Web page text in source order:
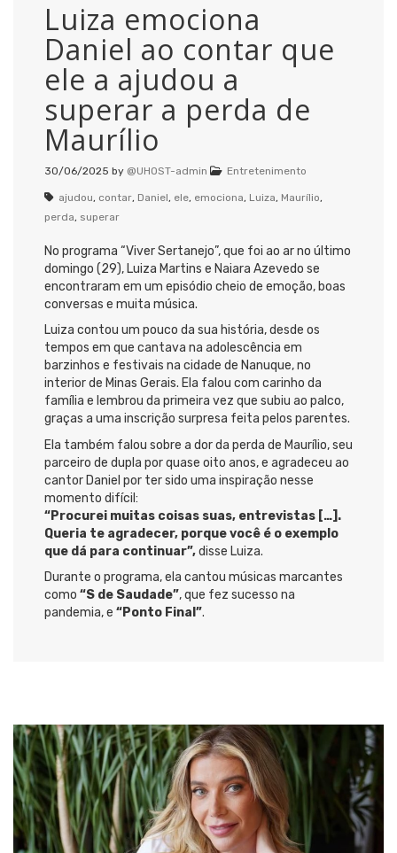
Luiza emociona
Daniel ao contar que
ele a ajudou a
superar a perda de
Maurílio
30/06/2025 by @UHOST-admin Entretenimento
ajudou, contar, Daniel, ele, emociona, Luiza, Maurílio,
perda, superar
No programa “Viver Sertanejo”, que foi ao ar no último
domingo (29), Luiza Martins e Naiara Azevedo se
encontraram em um episódio cheio de emoção, boas
conversas e muita música.
Luiza contou um pouco da sua história, desde os
tempos em que cantava na adolescência em
barzinhos e festivais na cidade de Nanuque, no
interior de Minas Gerais. Ela falou com carinho da
família e lembrou da primeira vez que subiu ao palco,
graças a uma inscrição surpresa feita pelos parentes.
Ela também falou sobre a dor da perda de Maurílio, seu
parceiro de dupla por quase oito anos, e agradeceu ao
cantor Daniel por ter sido uma inspiração nesse
momento difícil:
“Procurei muitas coisas suas, entrevistas […].
Queria te agradecer, porque você é o exemplo
que dá para continuar”,disse Luiza.
Durante o programa, ela cantou músicas marcantes
como “S de Saudade”, que fez sucesso na
pandemia, e “Ponto Final”.